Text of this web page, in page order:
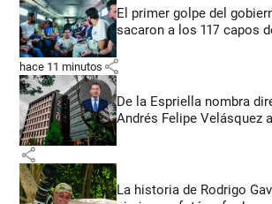
El primer golpe del
sacaron a los 117 capos
hace 11 minutos share
De la Espriella nombra
Andrés Felipe Velásquez
share
La historia de Rodrigo